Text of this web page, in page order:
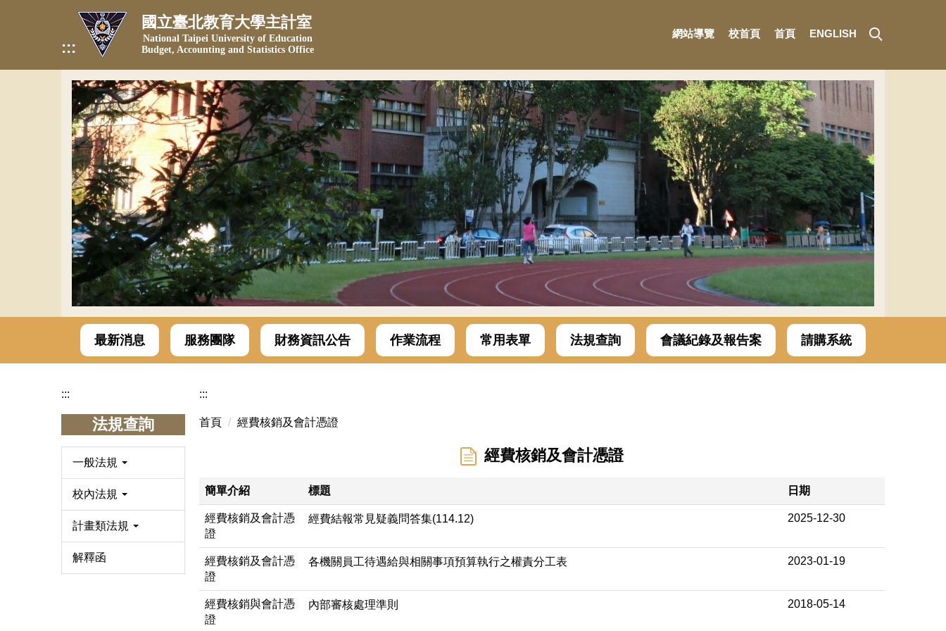
:::
國立臺北教育大學主計室
National Taipei University of Education
Budget, Accounting and Statistics Office
網站導覽 校首頁 首頁 ENGLISH
最新消息 服務團隊 財務資訊公告 作業流程 常用表單 法規查詢 會議紀錄及報告案 請購系統
:::
法規查詢
一般法規
校內法規
計畫類法規
解釋函
:::
首頁 經費核銷及會計憑證
經費核銷及會計憑證
簡單介紹 標題 日期
經費核銷及會計憑
證
經費結報常見疑義問答集(114.12) 2025-12-30
經費核銷及會計憑
證
各機關員工待遇給與相關事項預算執行之權責分工表 2023-01-19
經費核銷與會計憑
證
內部審核處理準則 2018-05-14